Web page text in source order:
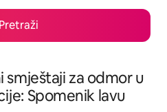
Pretraži
smještaji za odmor u
Spomenik lavu